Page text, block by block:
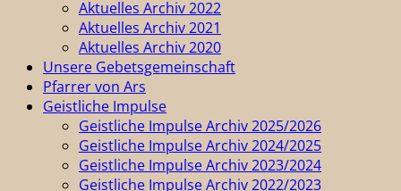
Aktuelles Archiv 2022
Aktuelles Archiv 2021
Aktuelles Archiv 2020
Unsere Gebetsgemeinschaft
Pfarrer von Ars
Geistliche Impulse
Geistliche Impulse Archiv 2025/2026
Geistliche Impulse Archiv 2024/2025
Geistliche Impulse Archiv 2023/2024
Geistliche Impulse Archiv 2022/2023